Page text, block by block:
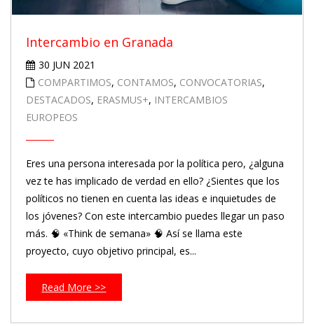
Intercambio en Granada
30 JUN 2021
COMPARTIMOS, CONTAMOS, CONVOCATORIAS,
DESTACADOS, ERASMUS+, INTERCAMBIOS
EUROPEOS
Eres una persona interesada por la política pero, ¿alguna
vez te has implicado de verdad en ello? ¿Sientes que los
políticos no tienen en cuenta las ideas e inquietudes de
los jóvenes? Con este intercambio puedes llegar un paso
más. 🧠 «Think de semana» 🧠 Así se llama este
proyecto, cuyo objetivo principal, es...
Read More >>